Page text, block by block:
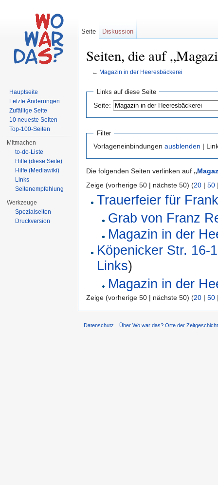
Seiten, die auf
← Magazin in der Heeresbäckerei
Links auf diese Seite
Seite:
Filter
Vorlageneinbindungen ausblenden |
Die folgenden Seiten verlinken auf „
Zeige (vorherige 50 | nächste 50) (20 | 50
Trauerfeier für
Grab von Franz
Magazin in der
Köpenicker Str. 16-
Links)
Magazin in der
Zeige (vorherige 50 | nächste 50) (20 | 50
Seite Diskussion
Hauptseite
Letzte Änderungen
Zufällige Seite
10 neueste Seiten
Top-100-Seiten
Mitmachen
to-do-Liste
Hilfe (diese Seite)
Hilfe (Mediawiki)
Links
Seitenempfehlung
Werkzeuge
Spezialseiten
Druckversion
Datenschutz Über Wo war das? Orte der